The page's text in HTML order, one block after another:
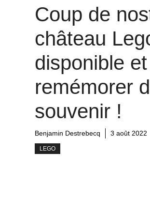
Coup de
château
disponible
remémorer
souvenir !
Benjamin Destrebecq 3 août 2022
LEGO